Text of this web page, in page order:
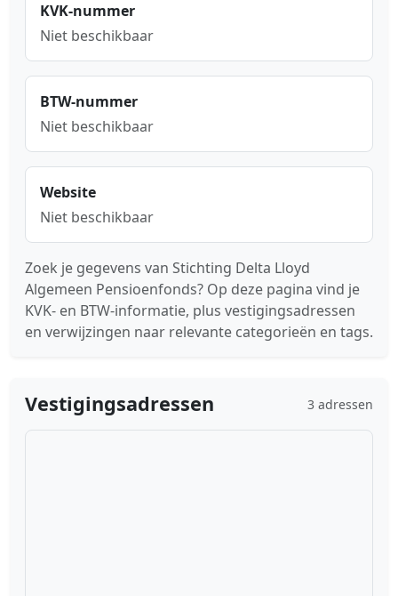
KVK-nummer
Niet beschikbaar
BTW-nummer
Niet beschikbaar
Website
Niet beschikbaar
Zoek je gegevens van Stichting Delta Lloyd
Algemeen Pensioenfonds? Op deze pagina vind je
KVK- en BTW-informatie, plus vestigingsadressen
en verwijzingen naar relevante categorieën en tags.
Vestigingsadressen 3 adressen